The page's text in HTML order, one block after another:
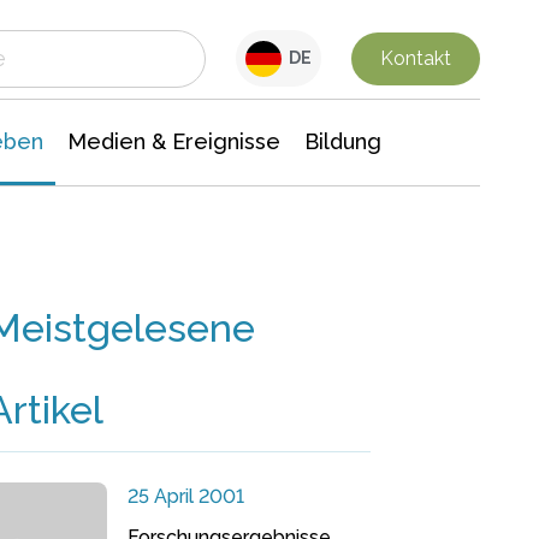
DE Kontakt
Medien & Ereignisse Bildung
25 April 2001